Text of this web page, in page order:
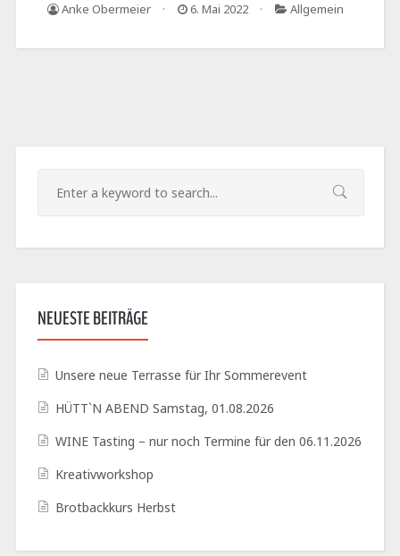
Anke Obermeier 6. Mai 2022 Allgemein
NEUESTE BEITRÄGE
Unsere neue Terrasse für Ihr Sommerevent
HÜTT`N ABEND Samstag, 01.08.2026
WINE Tasting – nur noch Termine für den 06.11.2026
Kreativworkshop
Brotbackkurs Herbst